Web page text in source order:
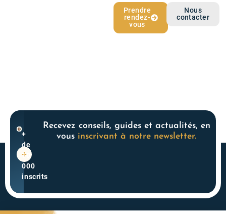
Prendre
rendez-
vous
Nous
contacter
+
de
10
000
inscrits
Recevez conseils, guides et actualités, en
vous inscrivant à notre newsletter.